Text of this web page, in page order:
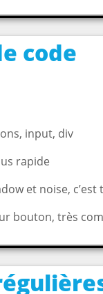
code
input, div
rapide
et noise,
bouton, très